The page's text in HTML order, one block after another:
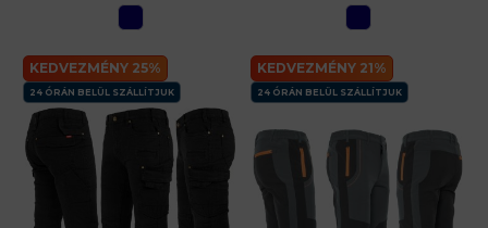
KEDVEZMÉNY 25%
24 ÓRÁN BELÜL SZÁLLÍTJUK
KEDVEZMÉNY 21%
24 ÓRÁN BELÜL SZÁLLÍTJUK